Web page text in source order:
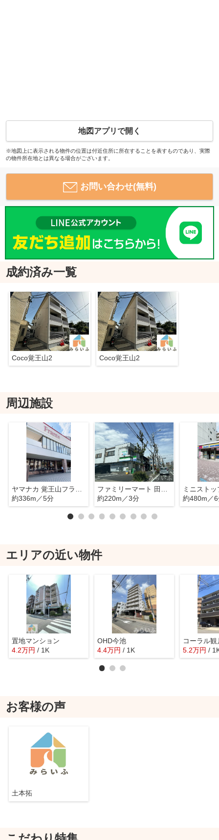
地図アプリで開く
※地図上に表示される物件の位置は付近住所に所在することを表すものであり、実際
の物件所在地とは異なる場合がございます。
お問い合わせ(無料)
成約済み一覧
Coco覚王山2 Coco覚王山2
周辺施設
約336m／5分
約220m／3分
約480m／
エリアの近い物件
置地マンション
4.2万円 / 1K
OHD今池
4.4万円 / 1K
コーラル観
5.2万円 /
お客様の声
土本拓